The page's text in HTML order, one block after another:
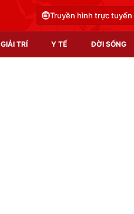
Truyền hình trực tuyến
GIẢI TRÍ Y TẾ ĐỜI SỐNG